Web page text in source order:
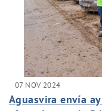
07 NOV 2024
Aguasvira envía